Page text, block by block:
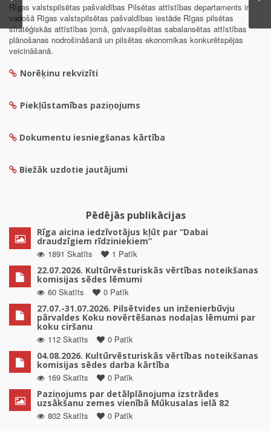
Rīgas valstspilsētas pašvaldības Pilsētas attīstības departaments ir
vadošā Rīgas valstspilsētas pašvaldības iestāde Rīgas pilsētas
stratēģiskās attīstības jomā, galvaspilsētas sabalansētas attīstības
plānošanas nodrošināšanā un pilsētas ekonomikas konkurētspējas
veicināšanā.
Norēķinu rekvizīti
Piekļūstamības paziņojums
Dokumentu iesniegšanas kārtība
Biežāk uzdotie jautājumi
Pēdējās publikācijas
Rīga aicina iedzīvotājus kļūt par “Dabai
draudzīgiem rīdziniekiem”
1891 Skatīts
1 Patīk
22.07.2026. Kultūrvēsturiskās vērtības noteikšanas
komisijas sēdes lēmumi
60 Skatīts
0 Patīk
27.07.-31.07.2026. Pilsētvides un inženierbūvju
pārvaldes Koku novērtēšanas nodaļas lēmumi par
koku ciršanu
112 Skatīts
0 Patīk
04.08.2026. Kultūrvēsturiskās vērtības noteikšanas
komisijas sēdes darba kārtība
169 Skatīts
0 Patīk
Paziņojums par detālplānojuma izstrādes
uzsākšanu zemes vienībā Mūkusalas ielā 82
802 Skatīts
0 Patīk